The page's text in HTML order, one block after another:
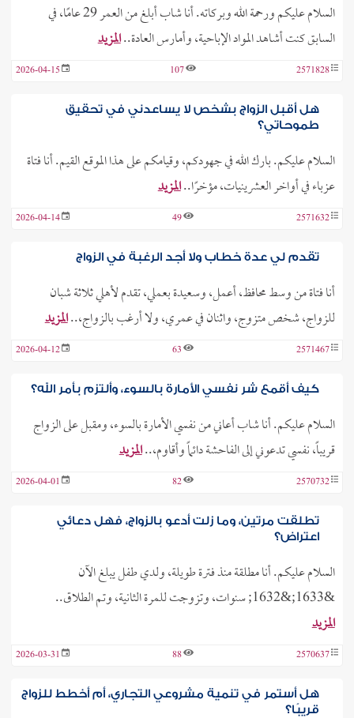
السلام عليكم ورحمة الله وبركاته. أنا شاب أبلغ من العمر 29 عامًا، في
السابق كنت أشاهد المواد الإباحية، وأمارس العادة..المزيد
2571828
107
2026-04-15
هل أقبل الزواج بشخص لا يساعدني في تحقيق
طموحاتي؟
السلام عليكم. بارك الله في جهودكم، وقيامكم على هذا الموقع القيم. أنا فتاة
عزباء في أواخر العشرينيات، مؤخرًا..المزيد
2571632
49
2026-04-14
تقدم لي عدة خطاب ولا أجد الرغبة في الزواج
أنا فتاة من وسط محافظ، أعمل، وسعيدة بعملي، تقدم لأهلي ثلاثة شبان
للزواج، شخص متزوج، واثنان في عمري، ولا أرغب بالزواج،..المزيد
2571467
63
2026-04-12
كيف أقمع شر نفسي الأمارة بالسوء، وألتزم بأمر الله؟
السلام عليكم. أنا شاب أعاني من نفسي الأمارة بالسوء، ومقبل على الزواج
قريباً، نفسي تدعوني إلى الفاحشة دائماً وأقاوم،..المزيد
2570732
82
2026-04-01
تطلقت مرتين، وما زلت أدعو بالزواج، فهل دعائي
اعتراض؟
السلام عليكم. أنا مطلقة منذ فترة طويلة، ولدي طفل يبلغ الآن
&1633;&1632; سنوات، وتزوجت للمرة الثانية، وتم الطلاق..
المزيد
2570637
88
2026-03-31
هل أستمر في تنمية مشروعي التجاري، أم أخطط للزواج
قريبًا؟